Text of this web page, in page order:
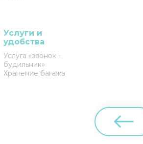
Услуги и
удобства
Услуга «звонок -
будильник»
Хранение багажа